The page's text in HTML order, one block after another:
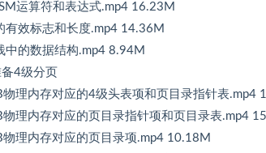
运算符和表达式.mp4 16.23M
效标志和长度.mp4 14.36M
的数据结构.mp4 8.94M
4级分页
理内存对应的4级头表项和页目录指针表.mp4
理内存对应的页目录指针项和页目录表.mp4
理内存对应的页目录项.mp4 10.18M